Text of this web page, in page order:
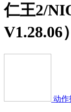
仁王2/
V1.28.06）
动作